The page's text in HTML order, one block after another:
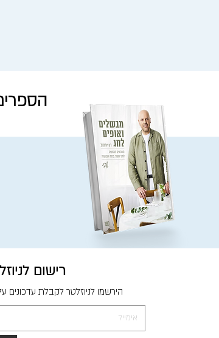
רישום
הירשמו לניוזלטר לקבלת עדכונים